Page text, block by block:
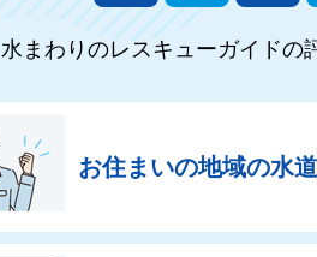
水まわりのレスキューガイドの
お住まいの地域の水